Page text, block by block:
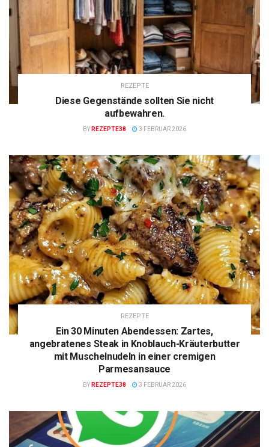
REZEPTE
Diese Gegenstände sollten Sie nicht
aufbewahren.
BY REZEPTE38 3 FEBRUAR 2026
REZEPTE
Ein 30 Minuten Abendessen: Zartes,
angebratenes Steak in Knoblauch-Kräuterbutter
mit Muschelnudeln in einer cremigen
Parmesansauce
BY REZEPTE38 3 FEBRUAR 2026